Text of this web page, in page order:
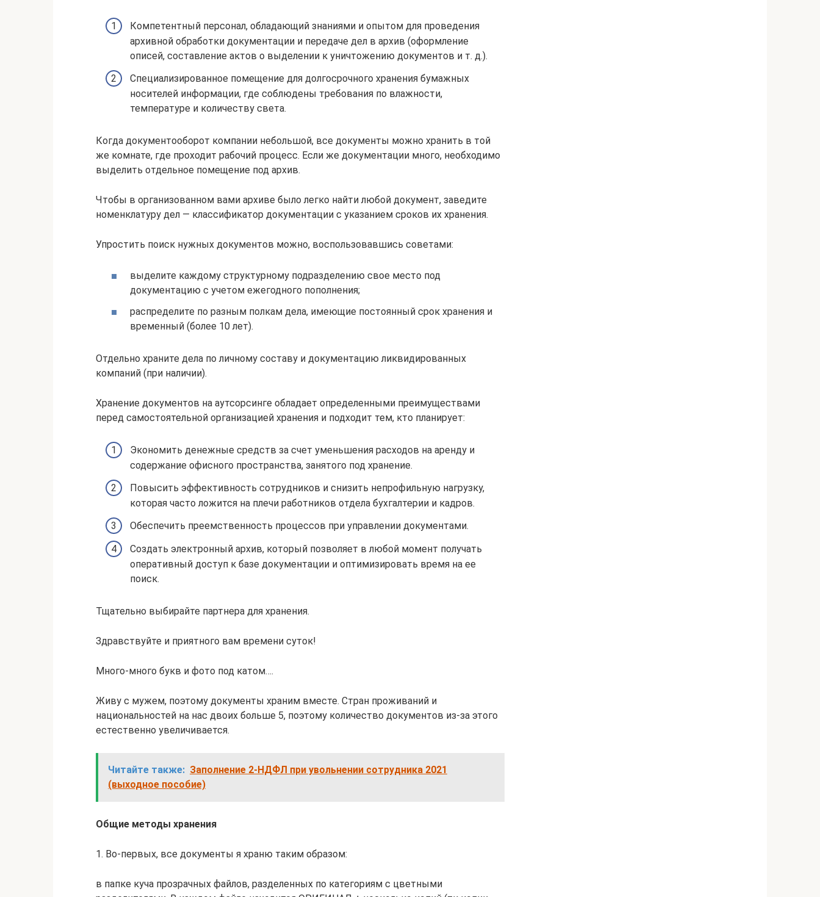
Компетентный персонал, обладающий знаниями и опытом для проведения
архивной обработки документации и передаче дел в архив (оформление
описей, составление актов о выделении к уничтожению документов и т. д.).
Специализированное помещение для долгосрочного хранения бумажных
носителей информации, где соблюдены требования по влажности,
температуре и количеству света.
Когда документооборот компании небольшой, все документы можно хранить в той
же комнате, где проходит рабочий процесс. Если же документации много, необходимо
выделить отдельное помещение под архив.
Чтобы в организованном вами архиве было легко найти любой документ, заведите
номенклатуру дел — классификатор документации с указанием сроков их хранения.
Упростить поиск нужных документов можно, воспользовавшись советами:
выделите каждому структурному подразделению свое место под
документацию с учетом ежегодного пополнения;
распределите по разным полкам дела, имеющие постоянный срок хранения и
временный (более 10 лет).
Отдельно храните дела по личному составу и документацию ликвидированных
компаний (при наличии).
Хранение документов на аутсорсинге обладает определенными преимуществами
перед самостоятельной организацией хранения и подходит тем, кто планирует:
Экономить денежные средств за счет уменьшения расходов на аренду и
содержание офисного пространства, занятого под хранение.
Повысить эффективность сотрудников и снизить непрофильную нагрузку,
которая часто ложится на плечи работников отдела бухгалтерии и кадров.
Обеспечить преемственность процессов при управлении документами.
Создать электронный архив, который позволяет в любой момент получать
оперативный доступ к базе документации и оптимизировать время на ее
поиск.
Тщательно выбирайте партнера для хранения.
Здравствуйте и приятного вам времени суток!
Много-много букв и фото под катом….
Живу с мужем, поэтому документы храним вместе. Стран проживаний и
национальностей на нас двоих больше 5, поэтому количество документов из-за этого
естественно увеличивается.
Читайте также: Заполнение 2-НДФЛ при увольнении сотрудника 2021
(выходное пособие)
Общие методы хранения
1. Во-первых, все документы я храню таким образом:
в папке куча прозрачных файлов, разделенных по категориям с цветными